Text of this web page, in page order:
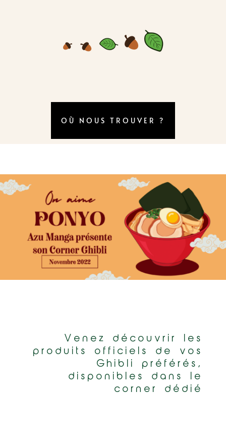
OÙ NOUS TROUVER ?
Venez découvrir les
produits officiels de vos
Ghibli préférés,
disponibles dans le
corner dédié